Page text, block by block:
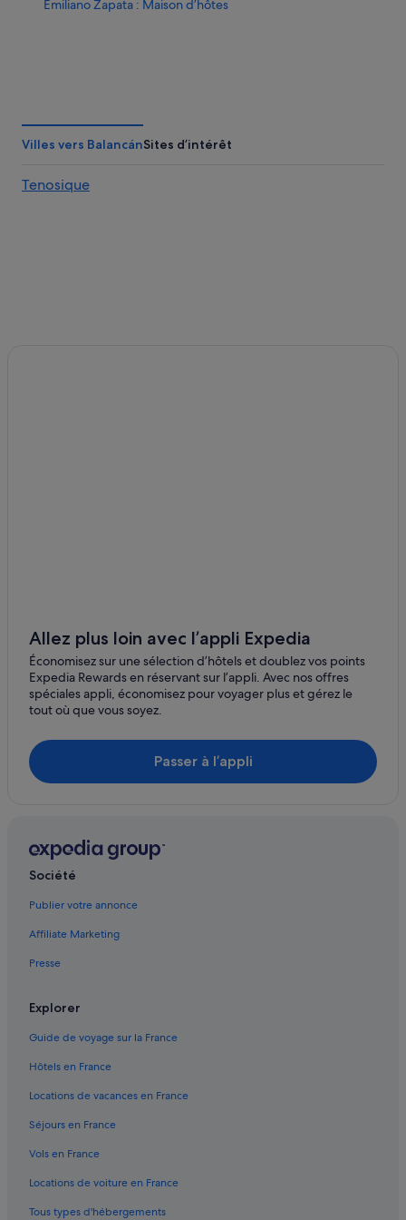
Emiliano Zapata : Maison d’hôtes
Villes vers BalancánSites d’intérêt
Tenosique
Allez plus loin avec l’appli Expedia
Économisez sur une sélection d’hôtels et doublez vos points
Expedia Rewards en réservant sur l’appli. Avec nos offres
spéciales appli, économisez pour voyager plus et gérez le
tout où que vous soyez.
Passer à l’appli
Société
Publier votre annonce
Affiliate Marketing
Presse
Explorer
Guide de voyage sur la France
Hôtels en France
Locations de vacances en France
Séjours en France
Vols en France
Locations de voiture en France
Tous types d'hébergements